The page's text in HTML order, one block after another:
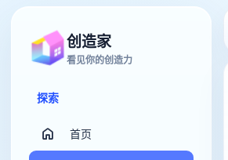
创造家
看见你的创造力
探索
首页